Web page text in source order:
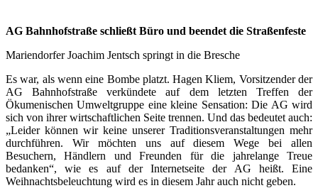
AG Bahnhofstraße schließt Büro und beendet die Straßenfeste
Mariendorfer Joachim Jentsch springt in die Bresche
Es war, als wenn eine Bombe platzt. Hagen Kliem, Vorsitzender der
AG Bahnhofstraße verkündete auf dem letzten Treffen der
Ökumenischen Umweltgruppe eine kleine Sensation: Die AG wird
sich von ihrer wirtschaftlichen Seite trennen. Und das bedeutet auch:
„Leider können wir keine unserer Traditionsveranstaltungen mehr
durchführen. Wir möchten uns auf diesem Wege bei allen
Besuchern, Händlern und Freunden für die jahrelange Treue
bedanken“, wie es auf der Internetseite der AG heißt. Eine
Weihnachtsbeleuchtung wird es in diesem Jahr auch nicht geben.